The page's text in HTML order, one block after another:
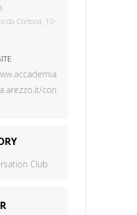
da Cortona, 10-
con
Club